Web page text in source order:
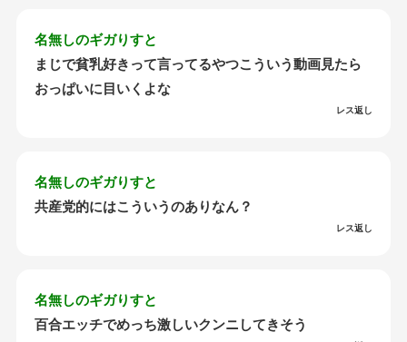
名無しのギガりすと
まじで貧乳好きって言ってるやつこういう動画見たら
おっぱいに目いくよな
レス返し
名無しのギガりすと
共産党的にはこういうのありなん？
レス返し
名無しのギガりすと
百合エッチでめっち激しいクンニしてきそう